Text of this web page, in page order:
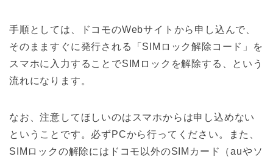
手順としては、ドコモのWebサイトから申し込んで、
そのまますぐに発行される「SIMロック解除コード」を
スマホに入力することでSIMロックを解除する、という
流れになります。
なお、注意してほしいのはスマホからは申し込めない
ということです。必ずPCから行ってください。また、
SIMロックの解除にはドコモ以外のSIMカード（auやソ